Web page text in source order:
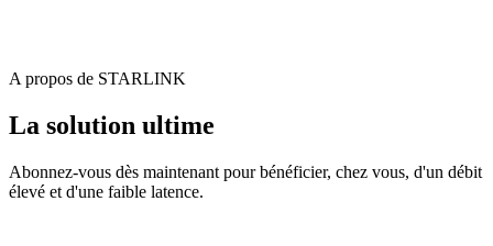
A propos de STARLINK
La solution ultime
Abonnez-vous dès maintenant pour bénéficier, chez vous, d'un débit
élevé et d'une faible latence.